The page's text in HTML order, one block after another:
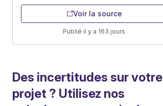
Voir la source
Publié il y a 163 jours
Des incertitudes sur votre
projet ? Utilisez nos